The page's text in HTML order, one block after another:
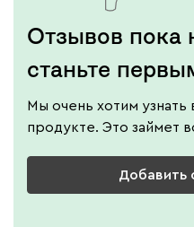
Отзывов пока
станьте
Мы очень хотим
продукте. Это займет
Добавить